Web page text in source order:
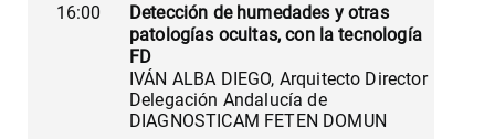
16:00
Detección de humedades y otras
patologías ocultas, con la tecnología
FD
IVÁN ALBA DIEGO, Arquitecto Director
Delegación Andalucía de
DIAGNOSTICAM FETEN DOMUN